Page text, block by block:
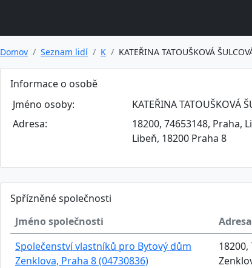
Domov Seznam lidí K KATEŘINA TATOUŠKOVÁ
Informace o osobě
Jméno osoby:
KATEŘINA TATOUŠKOVÁ
Adresa:
18200, 74653148, Praha,
Libeň, 18200 Praha 8
Spřízněné společnosti
Jméno společnosti
Adresa
Společenství vlastníků pro Bytový dům
Zenklova, Praha 8 (04730836)
18200,